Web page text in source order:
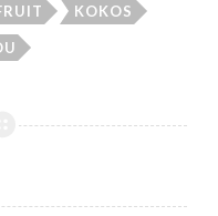
KOKOS